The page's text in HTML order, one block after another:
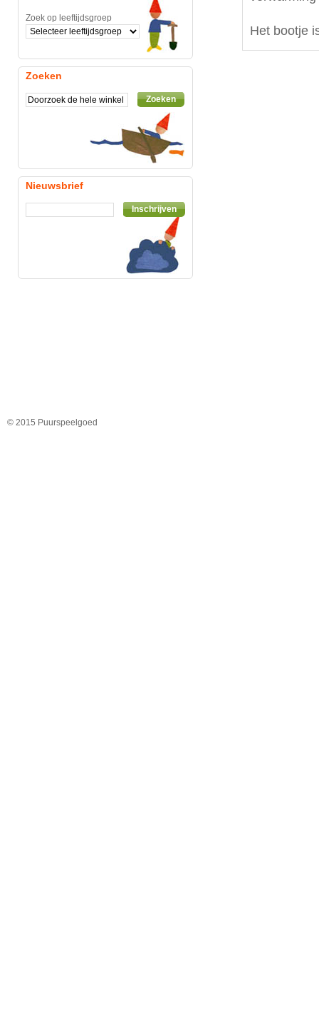
Het bootje
Zoek op leeftijdsgroep
Zoeken
Zoeken
Nieuwsbrief
Inschrijven
© 2015 Puurspeelgoed